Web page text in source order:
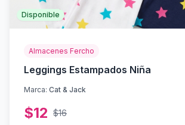
Disponible
Almacenes Fercho
Leggings Estampados Niña
Marca: Cat & Jack
$12 $16